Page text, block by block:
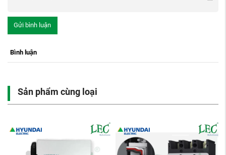
Gửi bình luận
Bình luận
Sản phẩm cùng loại